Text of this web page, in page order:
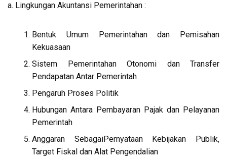
a. Lingkungan Akuntansi Pemerintahan :
Bentuk Umum Pemerintahan dan Pemisahan
Kekuasaan
Sistem Pemerintahan Otonomi dan Transfer
Pendapatan Antar Pemerintah
Pengaruh Proses Politik
Hubungan Antara Pembayaran Pajak dan Pelayanan
Pemerintah
Anggaran SebagaiPernyataan Kebijakan Publik,
Target Fiskal dan Alat Pengendalian